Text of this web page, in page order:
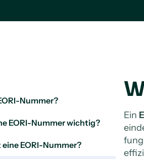
Nummer?
EORI-Nummer wichtig?
EORI-Nummer?
Ein